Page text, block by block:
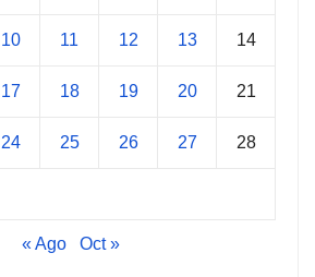
10 11 12 13 14
17 18 19 20 21
24 25 26 27 28
« Ago Oct »